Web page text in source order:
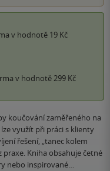
v hodnotě 19 Kč
v hodnotě 299 Kč
koučování zaměřeného na
využít při práci s klienty
řešení, „tanec kolem
praxe. Kniha obsahuje četné
nebo inspirované…